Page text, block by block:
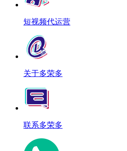
短视频代运营
关于多荣多
联系多荣多